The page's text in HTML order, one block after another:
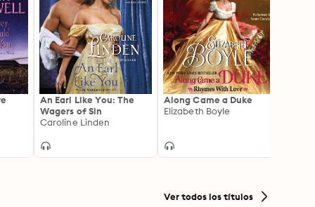
An Earl Like You: The
Wagers of Sin
Caroline Linden
Along Came a Duke
Elizabeth Boyle
Ver todos los títulos